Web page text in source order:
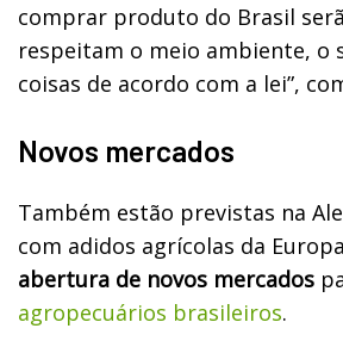
comprar produto do Brasil
respeitam o meio ambiente, o
coisas de acordo com a lei”,
Novos mercados
Também estão previstas na
com adidos agrícolas da
abertura de novos mercados
agropecuários brasileiros.